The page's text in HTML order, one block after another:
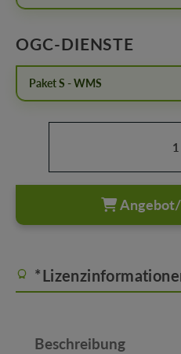
OGC-DIENSTE
Paket S - WMS
Beschreibung